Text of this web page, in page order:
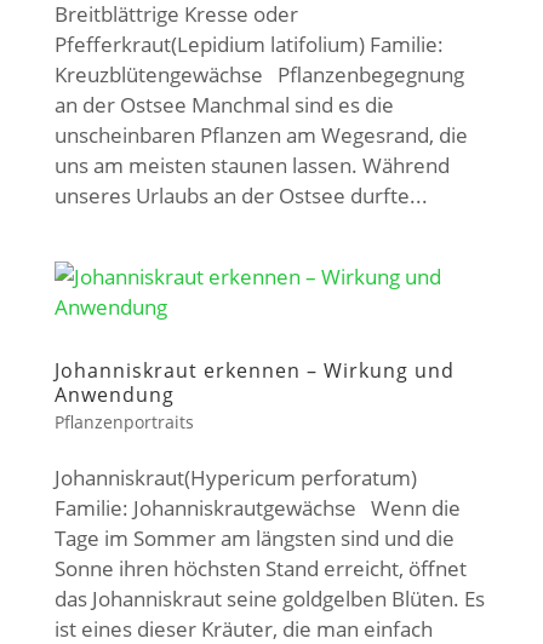
Breitblättrige Kresse oder
Pfefferkraut(Lepidium latifolium) Familie:
Kreuzblütengewächse Pflanzenbegegnung
an der Ostsee Manchmal sind es die
unscheinbaren Pflanzen am Wegesrand, die
uns am meisten staunen lassen. Während
unseres Urlaubs an der Ostsee durfte...
Johanniskraut erkennen – Wirkung und
Anwendung
Pflanzenportraits
Johanniskraut(Hypericum perforatum)
Familie: Johanniskrautgewächse Wenn die
Tage im Sommer am längsten sind und die
Sonne ihren höchsten Stand erreicht, öffnet
das Johanniskraut seine goldgelben Blüten. Es
ist eines dieser Kräuter, die man einfach